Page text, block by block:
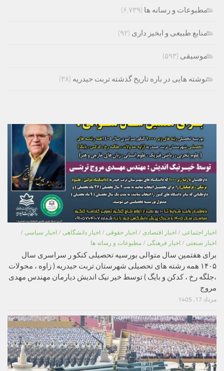
مطبوعات و رسانه ها (۶,۷۳۹)
منابع طبیعی و ابخیز داری (۹۲)
موسیقی (۵۹۳)
نوشته هایی در باره تاریخ گذشته تربت حیدریه (۳۸)
اخبار اجتماعی / اخبار اقتصادی / اخبار حقوقی / اخبار دانشگاهی / اخبار سیاسی /
اخبار صنعتی / اخبار فرهنگی / مطبوعات و رسانه ها
برای هفتمین سال متوالی بورسیه تحصیلی کنکو ر سراسری سال
۱۴۰۵ همه رشته های تحصیلی شهرستان تربت حیدریه ( زاوه ، محولات
،جلگه رخ ، کدکن و بایگ ) توسط خیر نیک اندیش دیارمان مهندس مهدی
مروج
مرداد 17, 1405